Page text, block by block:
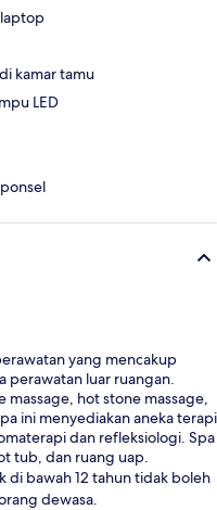
kamar tamu
LED
yang mencakup
perawatan luar ruangan.
massage, hot stone massage,
ini menyediakan aneka terapi
dan refleksiologi. Spa
tub, dan ruang uap.
di bawah 12 tahun tidak boleh
dewasa.